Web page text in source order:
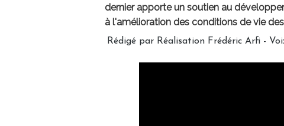
dernier apporte un soutien au
à l'amélioration des conditions de vie
Rédigé par Réalisation Frédéric Arfi -